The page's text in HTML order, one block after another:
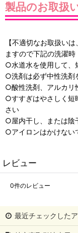
製品のお取扱
【不適切なお取扱い
ますので下記の洗濯時
○水道水を使用して、
○洗剤は必ず中性洗剤
○酸性洗剤、アルカリ
○すすぎはやさしく短
さい
○屋内干し、または陰
○アイロンはかけない
レビュー
0件のレビュー
最近チェックした